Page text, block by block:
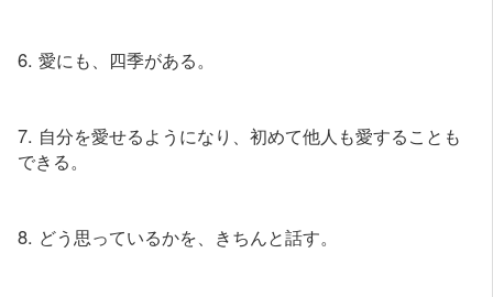
6. 愛にも、四季がある。
7. 自分を愛せるようになり、初めて他人も愛することも
できる。
8. どう思っているかを、きちんと話す。